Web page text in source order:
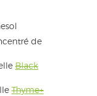
de
Black
Thyme+